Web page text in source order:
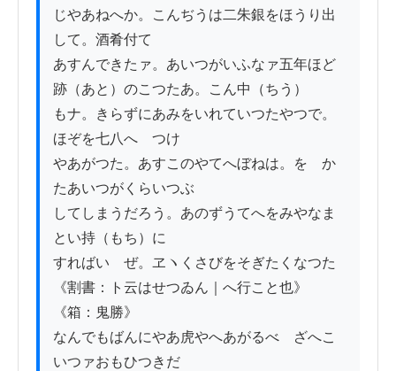
じやあねへか。こんぢうは二朱銀をほうり出
して。酒肴付て
あすんできたァ。あいつがいふなァ五年ほど
跡（あと）のこつたあ。こん中（ちう）
もナ。きらずにあみをいれていつたやつで。
ほぞを七八へゝつけ
やあがつた。あすこのやてへぼねは。をゝか
たあいつがくらいつぶ
してしまうだろう。あのずうてへをみやなま
とい持（もち）に
すればいゝぜ。ヱヽくさびをそぎたくなつた
《割書：ト云はせつゐん｜へ行こと也》
《箱：鬼勝》
なんでもばんにやあ虎やへあがるべゝざへこ
いつァおもひつきだ